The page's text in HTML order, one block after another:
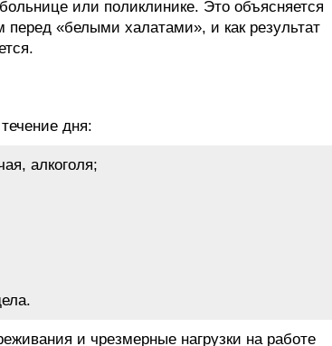
или поликлинике. Это объясняется
«белыми халатами», и как результат
дня:
алкоголя;
и чрезмерные нагрузки на работе